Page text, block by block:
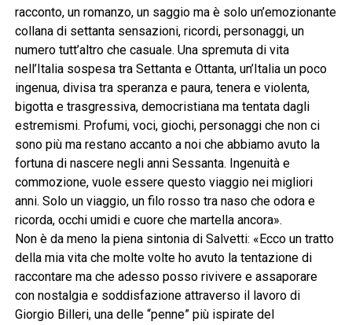
racconto, un romanzo, un saggio ma è solo un’emozionante
collana di settanta sensazioni, ricordi, personaggi, un
numero tutt’altro che casuale. Una spremuta di vita
nell’Italia sospesa tra Settanta e Ottanta, un’Italia un poco
ingenua, divisa tra speranza e paura, tenera e violenta,
bigotta e trasgressiva, democristiana ma tentata dagli
estremismi. Profumi, voci, giochi, personaggi che non ci
sono più ma restano accanto a noi che abbiamo avuto la
fortuna di nascere negli anni Sessanta. Ingenuità e
commozione, vuole essere questo viaggio nei migliori
anni. Solo un viaggio, un filo rosso tra naso che odora e
ricorda, occhi umidi e cuore che martella ancora».
Non è da meno la piena sintonia di Salvetti: «Ecco un tratto
della mia vita che molte volte ho avuto la tentazione di
raccontare ma che adesso posso rivivere e assaporare
con nostalgia e soddisfazione attraverso il lavoro di
Giorgio Billeri, una delle “penne” più ispirate del